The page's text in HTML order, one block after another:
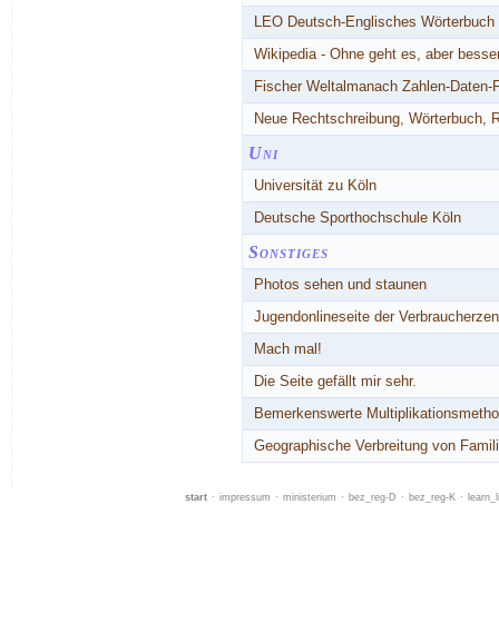
LEO Deutsch-Englisches
Wikipedia - Ohne geht es, aber
Fischer Weltalmanach Zahlen-
Neue Rechtschreibung, Wörterbuch,
Uni
Universität zu Köln
Deutsche Sporthochschule Köln
Sonstiges
Photos sehen und staunen
Jugendonlineseite der
Mach mal!
Die Seite gefällt mir sehr.
Bemerkenswerte
Geographische Verbreitung von
start · impressum · ministerium · bez_reg-D · bez_reg-K ·